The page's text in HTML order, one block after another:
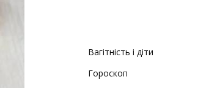
Вагітність і діти
Гороскоп